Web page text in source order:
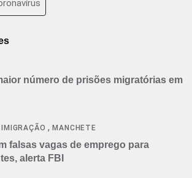
número de prisões migratórias em
IMIGRAÇÃO ,MANCHETE
falsas vagas de emprego para
alerta FBI